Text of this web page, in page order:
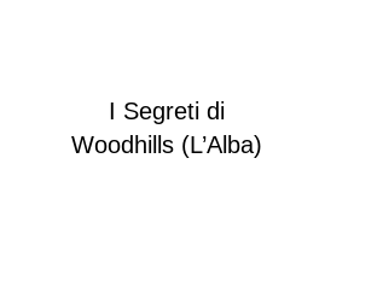
I Segreti di
Woodhills (L’Alba)